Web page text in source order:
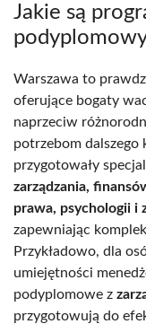
Jakie są
Warszawa to
oferujące bogaty
naprzeciw
potrzebom dalszego
przygotowały
zarządzania,
prawa, psychologii i
zapewniając
Przykładowo, dla
umiejętności
podyplomowe z
przygotowują do